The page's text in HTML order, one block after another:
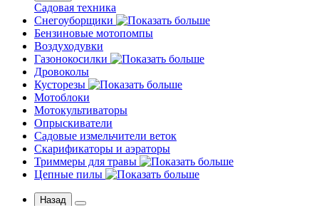
Садовая техника
Снегоуборщики
Бензиновые мотопомпы
Воздуходувки
Газонокосилки
Дровоколы
Кусторезы
Мотоблоки
Мотокультиваторы
Опрыскиватели
Садовые измельчители веток
Скарификаторы и аэраторы
Триммеры для травы
Цепные пилы
Назад